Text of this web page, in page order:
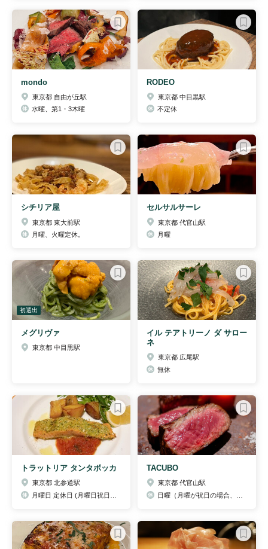
mondo
東京都 自由が丘駅
水曜、第1・3木曜
RODEO
東京都 中目黒駅
不定休
シチリア屋
東京都 東大前駅
月曜、火曜定休。
セルサルサーレ
東京都 代官山駅
月曜
初選出
メグリヴァ
東京都 中目黒駅
イル テアトリーノ ダ サロー
ネ
東京都 広尾駅
無休
トラットリア タンタボッカ
東京都 北参道駅
TACUBO
東京都 代官山駅